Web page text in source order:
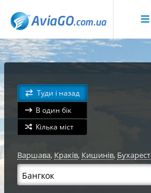
Туди і назад
В один бік
Кілька міст
Варшава,Краків,Кишинів,Бухарест